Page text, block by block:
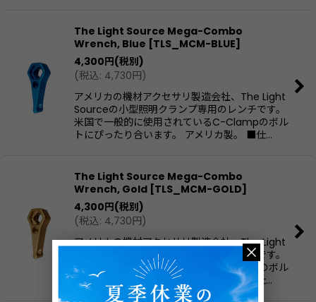
The Light Source Mega-Combo
Wrench, Blue [TLS_MCM-BLUE]
4,300円(税別)
(税込: 4,730円)
アメリカの機材アクセサリ製造会社、The Light
Sourceの小型照明クランプ専用のレンチです。
米国で一般的に使用されているC-Clampのボル
トにぴったり合います。 アメリカ製。 ■仕…
The Light Source Mega-Combo
Wrench, Gold [TLS_MCM-GOLD]
4,300円(税別)
(税込: 4,730円)
アメリカの機材アクセサリ製造会社、The Light
Sourceの小型照明クランプ専用のレンチです。
米国で一般的に使用されているC-Clampのボル
トにぴったり合います。 アメリカ製。 ■仕…